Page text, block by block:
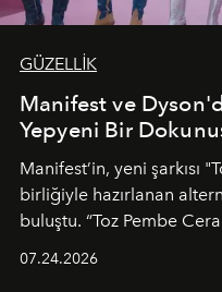
GÜZELLİK
Manifest ve
Yepyeni Bir
Manifest’in, yeni şarkısı
birliğiyle hazırlanan
buluştu. “Toz Pembe
07.24.2026